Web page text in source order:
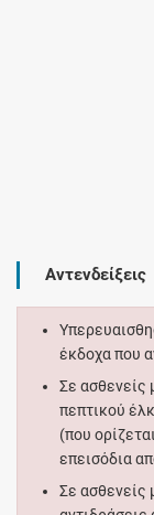
Αντενδείξεις
έκδοχα που
Σε ασθενείς
πεπτικού
(που
επεισόδια
Σε ασθενείς